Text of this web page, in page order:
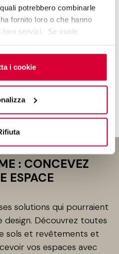
potrebbero combinarle
fornito loro o che hanno
loro servizi. Se vuole
può essere espresso
i cookie”. Se non vuole i
il consenso sul tasto
i cookie
: CONCEVEZ
ESPACE
solutions qui pourraient
design. Découvrez toutes
sols et revêtements et
vos espaces avec